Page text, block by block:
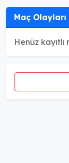
Maç Olayları
Henüz